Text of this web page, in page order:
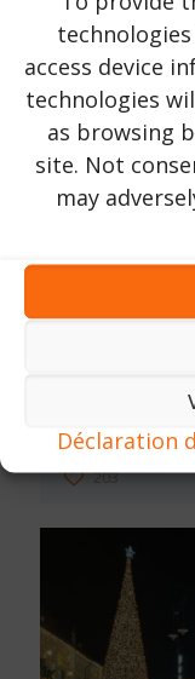
access device
technologies
as browsing
site. Not
may
Déclaration
près de la
203